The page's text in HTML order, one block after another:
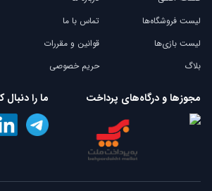
لیست فروشگاه‌ها
لیست بازی‌ها
بلاگ
تماس با ما
قوانین و مقررات
حریم خصوصی
مجوزها و درگاه‌های پرداخت ما را دنبال